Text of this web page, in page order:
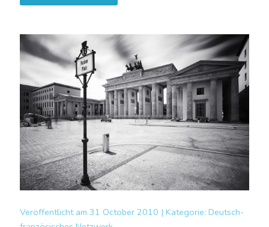
Veröffentlicht am 31 October 2010 | Kategorie: Deutsch-